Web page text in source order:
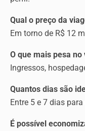
Qual o preço da
Em torno de R$ 12
O que mais pesa
Ingressos,
Quantos dias são
Entre 5 e 7 dias
É possível